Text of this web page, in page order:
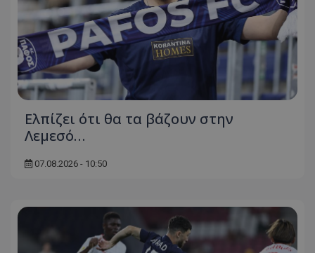
Ελπίζει ότι θα τα βάζουν στην
Λεμεσό…
07.08.2026 - 10:50